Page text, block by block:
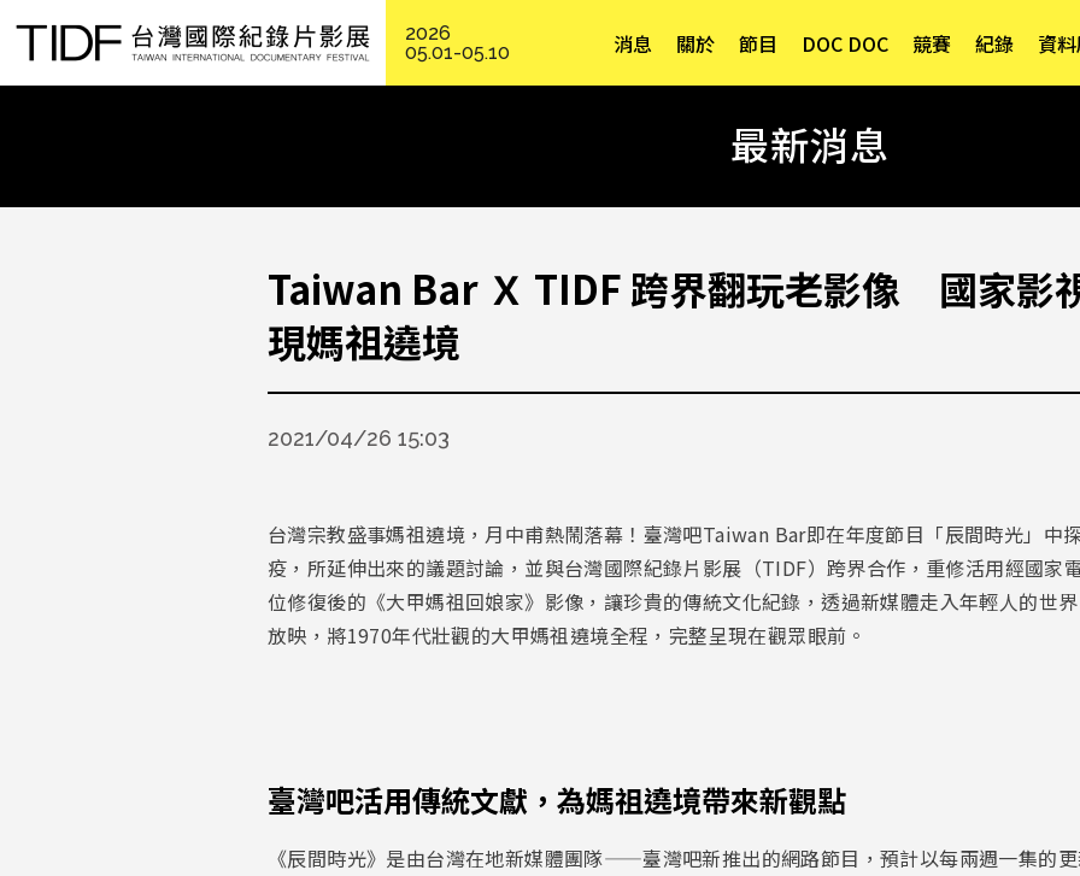
2026
05.01-05.10
消息 關於 節目 DOC DOC 競賽 紀錄 資
最新消息
Taiwan Bar Ｘ TIDF 跨界翻玩老影像 國家影
現媽祖遶境
2021/04/26 15:03
台灣宗教盛事媽祖遶境，月中甫熱鬧落幕！臺灣吧Taiwan Bar即在年度節目「辰間時光」中
疫，所延伸出來的議題討論，並與台灣國際紀錄片影展（TIDF）跨界合作，重修活用經國家
位修復後的《大甲媽祖回娘家》影像，讓珍貴的傳統文化紀錄，透過新媒體走入年輕人的世
放映，將1970年代壯觀的大甲媽祖遶境全程，完整呈現在觀眾眼前。
臺灣吧活用傳統文獻，為媽祖遶境帶來新觀點
《辰間時光》是由台灣在地新媒體團隊——臺灣吧新推出的網路節目，預計以每兩週一集的